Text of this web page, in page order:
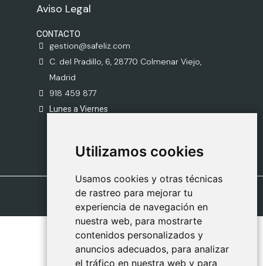
Utilizamos cookies
Usamos cookies y otras técnicas
de rastreo para mejorar tu
experiencia de navegación en
nuestra web, para mostrarte
contenidos personalizados y
anuncios adecuados, para analizar
el tráfico en nuestra web y para
Utilizamos cookies
Usamos cookies y otras técnicas
de rastreo para mejorar tu
experiencia de navegación en
nuestra web, para mostrarte
contenidos personalizados y
anuncios adecuados, para analizar
el tráfico en nuestra web y para
Aviso Legal
CONTACTO
gestion@safeliz.com
C. del Pradillo, 6, 28770 Colmenar Viejo,
Madrid
918 459 877
Lunes a Viernes